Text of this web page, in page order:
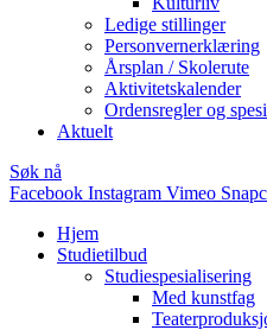
Ledige stillinger
Personvernerklæring
Årsplan / Skolerute
Aktivitetskalender
Ordensregler og
Aktuelt
Søk nå
Facebook Instagram Vimeo
Hjem
Studietilbud
Studiespesialisering
Med kunstfag